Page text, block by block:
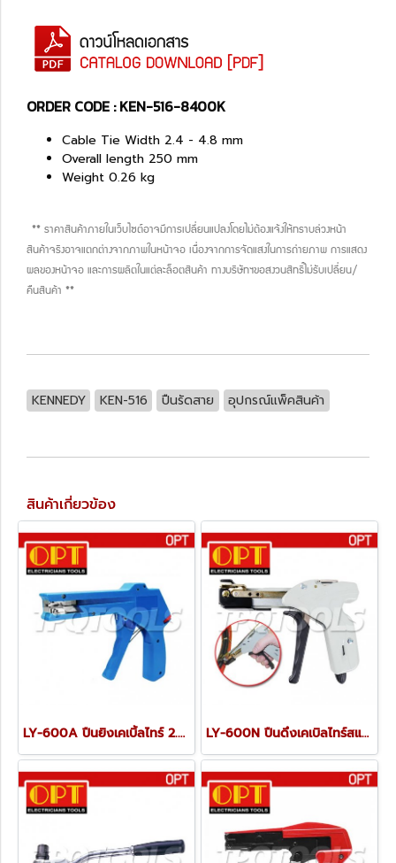
ORDER CODE : KEN-516-8400K
Cable Tie Width 2.4 - 4.8 mm
Overall length 250 mm
Weight 0.26 kg
** ราคาสินค้าภายในเว็บไซต์อาจมีการเปลี่ยนแปลงโดยไม่ต้องแจ้งให้ทราบล่วงหน้า
สินค้าจริงอาจแตกต่างจากภาพในหน้าจอ เนื่องจากการจัดแสงในการถ่ายภาพ การแสดง
ผลของหน้าจอ และการผลิตในแต่ละล็อตสินค้า ทางบริษัทฯขอสงวนสิทธิ์ไม่รับเปลี่ยน/
คืนสินค้า **
KENNEDY KEN-516 ปืนรัดสาย อุปกรณ์แพ็คสินค้า
สินค้าเกี่ยวข้อง
LY-600A ปืนยิงเคเบิ้ลไทร์ 2.4-4.8 มม. FIBER OPTIC LY-600N ปืนดึงเคเบิลไทร์สแตนเลส OPT STAINLESS CABLE TIE PULLER